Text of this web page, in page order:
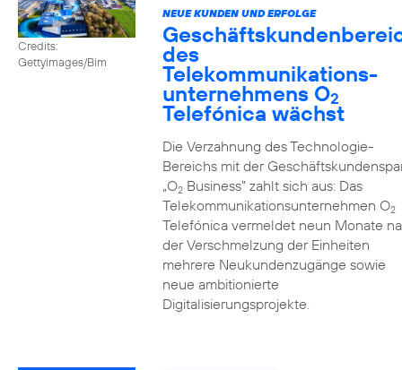
Credits:
Gettyimages/Bim
NEUE KUNDEN UND ERFOLGE
des
Telekommunikations­
unternehmens O2
Telefónica wächst
Die Verzahnung des Technologie-
Bereichs mit der
„O2Business” zahlt sich aus: Das
Telekommunikationsunternehmen O2
Telefónica vermeldet neun Monate
der Verschmelzung der Einheiten
mehrere Neukundenzugänge sowie
neue ambitionierte
Digitalisierungsprojekte.